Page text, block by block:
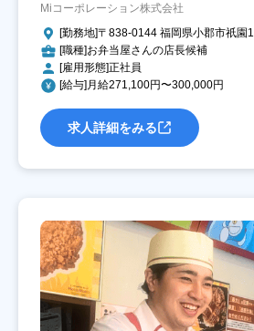
Miコーポレーション株式会社
[勤務地]〒838-0144 福岡県小郡市祇園
[職種]お弁当屋さんの店長候補
[雇用形態]正社員
[給与]月給271,100円〜300,000円
求人詳細をみる